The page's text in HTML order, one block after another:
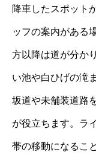
降車したスポット
ッフの案内がある
方以降は道が分か
い池や白ひげの滝
坂道や未舗装道路
が役立ちます。ラ
帯の移動になるこ